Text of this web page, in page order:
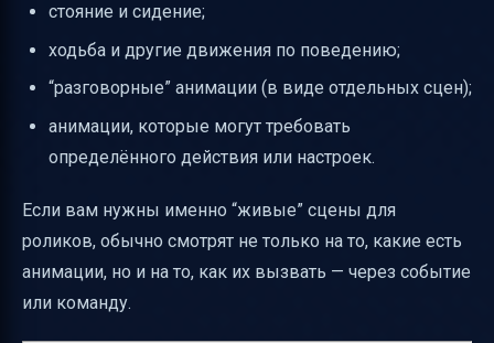
стояние и сидение;
ходьба и другие движения по поведению;
“разговорные” анимации (в виде отдельных сцен);
анимации, которые могут требовать
определённого действия или настроек.
Если вам нужны именно “живые” сцены для
роликов, обычно смотрят не только на то, какие есть
анимации, но и на то, как их вызвать — через событие
или команду.